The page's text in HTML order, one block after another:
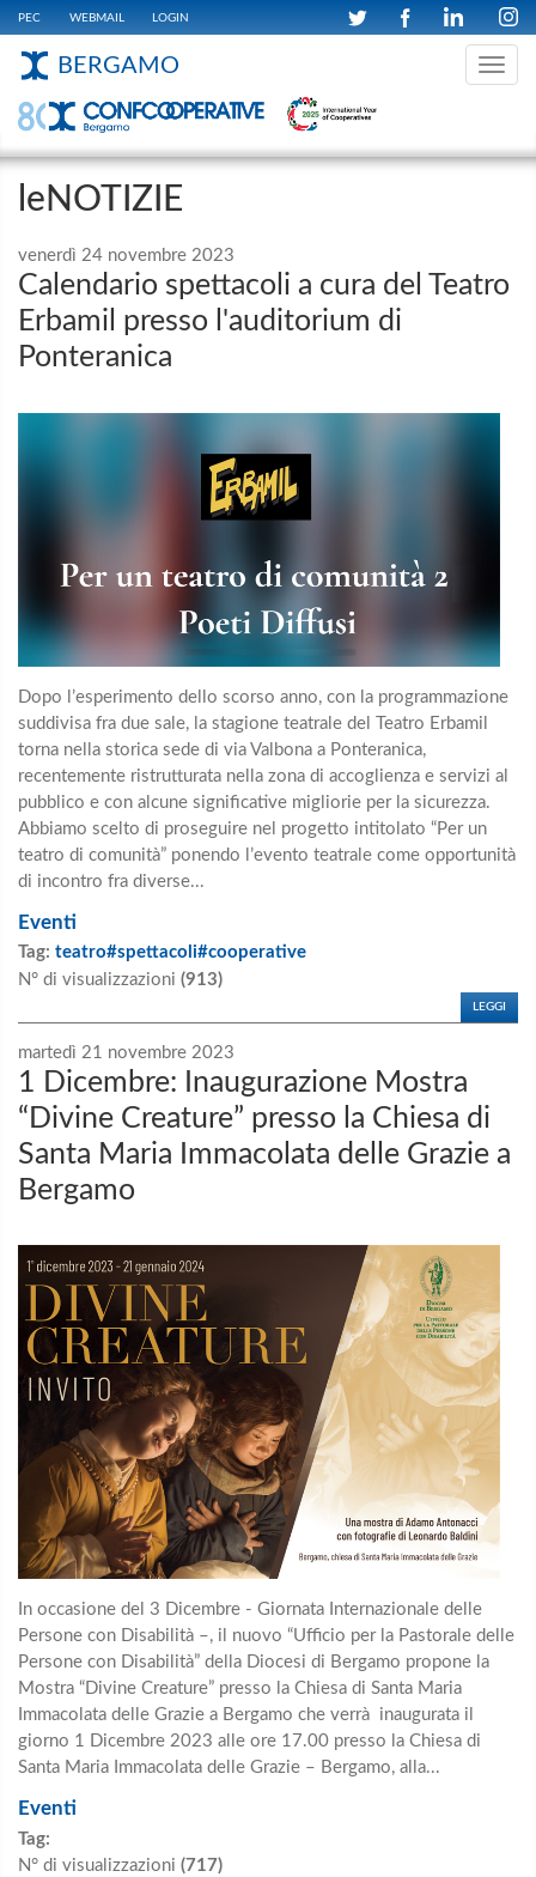
PEC WEBMAIL LOGIN
Toggle
BERGAMO
leNOTIZIE
venerdì 24 novembre 2023
Calendario spettacoli a cura del Teatro
Erbamil presso l'auditorium di
Ponteranica
Dopo l’esperimento dello scorso anno, con la programmazione
suddivisa fra due sale, la stagione teatrale del Teatro Erbamil
torna nella storica sede di via Valbona a Ponteranica,
recentemente ristrutturata nella zona di accoglienza e servizi al
pubblico e con alcune significative migliorie per la sicurezza.
Abbiamo scelto di proseguire nel progetto intitolato “Per un
teatro di comunità” ponendo l’evento teatrale come opportunità
di incontro fra diverse...
Eventi
Tag: teatro#spettacoli#cooperative
N° di visualizzazioni (913)
LEGGI
martedì 21 novembre 2023
1 Dicembre: Inaugurazione Mostra
“Divine Creature” presso la Chiesa di
Santa Maria Immacolata delle Grazie a
Bergamo
In occasione del 3 Dicembre - Giornata Internazionale delle
Persone con Disabilità –, il nuovo “Ufficio per la Pastorale delle
Persone con Disabilità” della Diocesi di Bergamo propone la
Mostra “Divine Creature” presso la Chiesa di Santa Maria
Immacolata delle Grazie a Bergamo che verrà inaugurata il
giorno 1 Dicembre 2023 alle ore 17.00 presso la Chiesa di
Santa Maria Immacolata delle Grazie – Bergamo, alla...
Eventi
Tag:
N° di visualizzazioni (717)